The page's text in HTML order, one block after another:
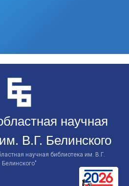
научная
В.Г. Белинского
научная библиотека им. В.Г.
Белинского"